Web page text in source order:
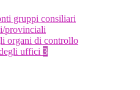
gruppi consiliari
provinciali
organi di controllo
uffici 3